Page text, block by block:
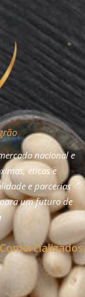
nacional e
éticas e
e parcerias
para um futuro de